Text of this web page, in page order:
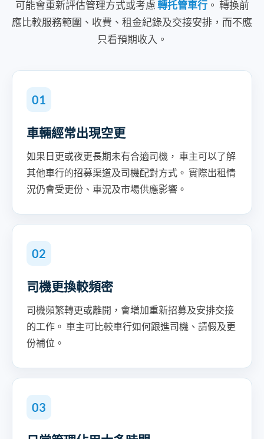
可能會重新評估管理方式或考慮轉托管車行。 轉換前
應比較服務範圍、收費、租金紀錄及交接安排，而不應
只看預期收入。
01
車輛經常出現空更
如果日更或夜更長期未有合適司機， 車主可以了解
其他車行的招募渠道及司機配對方式。 實際出租情
況仍會受更份、車況及市場供應影響。
02
司機更換較頻密
司機頻繁轉更或離開，會增加重新招募及安排交接
的工作。 車主可比較車行如何跟進司機、請假及更
份補位。
03